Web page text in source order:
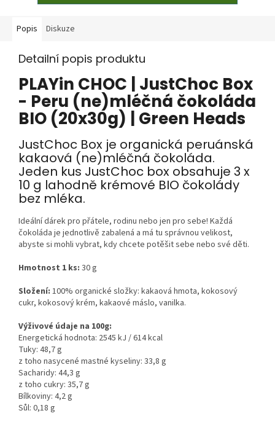
Popis Diskuze
Detailní popis produktu
PLAYin CHOC | JustChoc Box
- Peru (ne)mléčná čokoláda
BIO (20x30g) | Green Heads
JustChoc Box je organická peruánská
kakaová (ne)mléčná čokoláda.
Jeden kus JustChoc box obsahuje 3 x
10 g lahodně krémové BIO čokolády
bez mléka.
Ideální dárek pro přátele, rodinu nebo jen pro sebe! Každá
čokoláda je jednotlivě zabalená a má tu správnou velikost,
abyste si mohli vybrat, kdy chcete potěšit sebe nebo své děti.
Hmotnost 1 ks: 30 g
Složení: 100% organické složky: kakaová hmota, kokosový
cukr, kokosový krém, kakaové máslo, vanilka.
Výživové údaje na 100g:
Energetická hodnota: 2545 kJ / 614 kcal
Tuky: 48,7 g
z toho nasycené mastné kyseliny: 33,8 g
Sacharidy: 44,3 g
z toho cukry: 35,7 g
Bílkoviny: 4,2 g
Sůl: 0,18 g